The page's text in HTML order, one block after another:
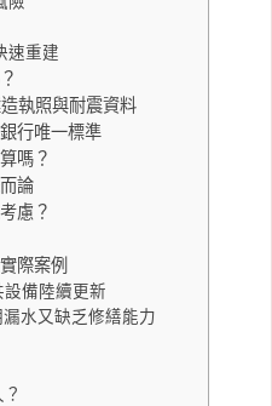
速重建
執照與耐震資料
行唯一標準
嗎？
論
慮？
際案例
備陸續更新
水又缺乏修繕能力